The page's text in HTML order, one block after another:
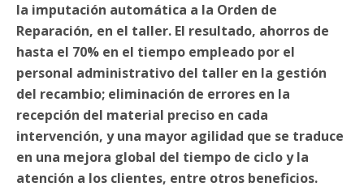
la imputación automática a la Orden de
Reparación, en el taller. El resultado, ahorros de
hasta el 70% en el tiempo empleado por el
personal administrativo del taller en la gestión
del recambio; eliminación de errores en la
recepción del material preciso en cada
intervención, y una mayor agilidad que se traduce
en una mejora global del tiempo de ciclo y la
atención a los clientes, entre otros beneficios.